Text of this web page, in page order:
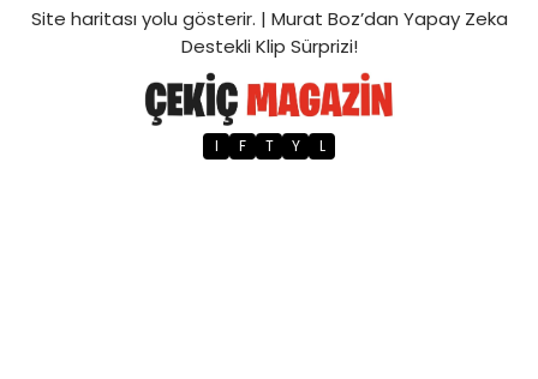
Site haritasıyolu gösterir. | Murat Boz’dan Yapay Zeka
Destekli Klip Sürprizi!
I F T Y L